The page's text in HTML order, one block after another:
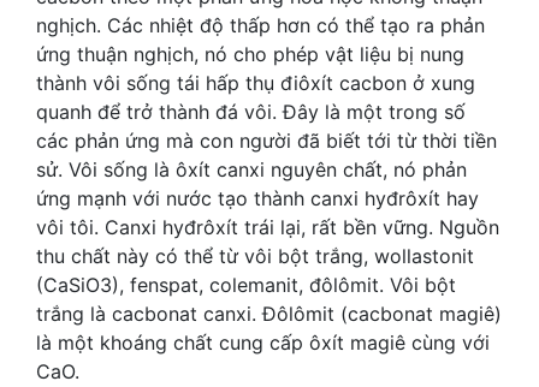
nghịch. Các nhiệt độ thấp hơn có thể tạo ra phản
ứng thuận nghịch, nó cho phép vật liệu bị nung
thành vôi sống tái hấp thụ điôxít cacbon ở xung
quanh để trở thành đá vôi. Đây là một trong số
các phản ứng mà con người đã biết tới từ thời tiền
sử. Vôi sống là ôxít canxi nguyên chất, nó phản
ứng mạnh với nước tạo thành canxi hyđrôxít hay
vôi tôi. Canxi hyđrôxít trái lại, rất bền vững. Nguồn
thu chất này có thể từ vôi bột trắng, wollastonit
(CaSiO3), fenspat, colemanit, đôlômit. Vôi bột
trắng là cacbonat canxi. Đôlômit (cacbonat magiê)
là một khoáng chất cung cấp ôxít magiê cùng với
CaO.